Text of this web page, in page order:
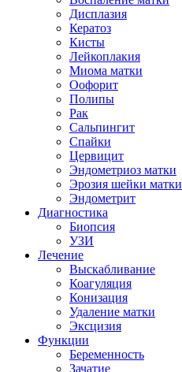
Дисплазия
Кератоз
Кисты
Лейкоплакия
Миома матки
Оофорит
Полипы
Рак
Сальпингит
Спайки
Цервицит
Эндометриоз матки
Эрозия шейки матки
Эндометрит
Диагностика
Биопсия
УЗИ
Лечение
Выскабливание
Коагуляция
Конизация
Удаление матки
Эксцизия
Функции
Беременность
Зачатие